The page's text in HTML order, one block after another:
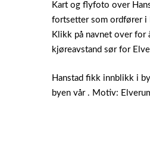
Kart og flyfoto over
fortsetter som ordfører i
Klikk på navnet over for
kjøreavstand sør for
Hanstad fikk innblikk i
byen vår . Motiv: